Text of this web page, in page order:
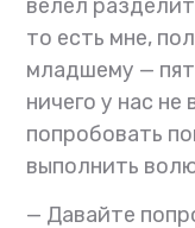
велел
то есть мне,
младшему —
ничего у нас
попробовать
выполнить
— Давайте